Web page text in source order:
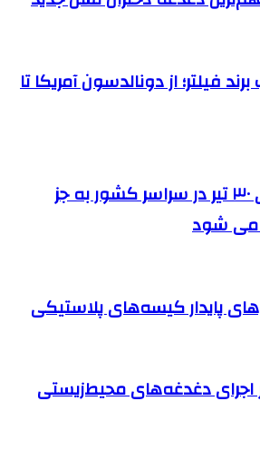
فیلتر؛ از دونالدسون آمریکا تا
امتحانات نهایی ۳۰ تیر در سراسر کشور به جز
می شود
پایدار کیسه‌های پلاستیکی
اجرای دغدغه‌های محیط‌زیستی